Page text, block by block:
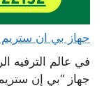
جهاز بي ان ستريم beIN STREAM الكويت مع اشتراك
في عالم الترفيه
جهاز “بي إن